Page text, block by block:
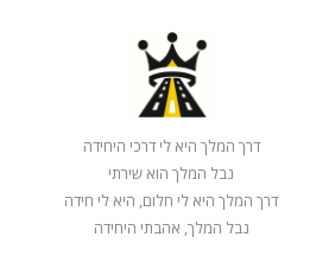
דרך המלך היא לי דרכי היחידה
נבל המלך הוא שירתי
דרך המלך היא לי חלום, היא לי חידה
נבל המלך, אהבתי היחידה